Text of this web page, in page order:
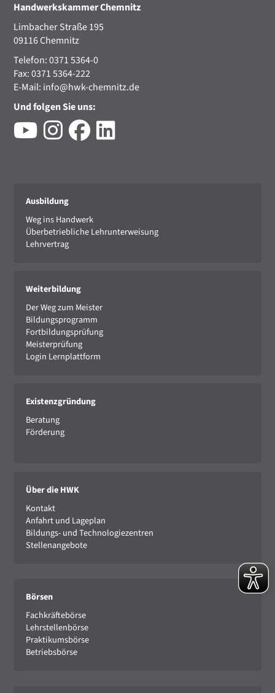
Handwerkskammer Chemnitz
Limbacher Straße 195
09116 Chemnitz
Telefon: 0371 5364-0
Fax: 0371 5364-222
E-Mail: info@hwk-chemnitz.de
Und folgen Sie uns:
Ausbildung
Weg ins Handwerk
Überbetriebliche Lehrunterweisung
Lehrvertrag
Weiterbildung
Der Weg zum Meister
Bildungsprogramm
Fortbildungsprüfung
Meisterprüfung
Login Lernplattform
Existenzgründung
Beratung
Förderung
Über die HWK
Kontakt
Anfahrt und Lageplan
Bildungs- und Technologiezentren
Stellenangebote
Börsen
Fachkräftebörse
Lehrstellenbörse
Praktikumsbörse
Betriebsbörse